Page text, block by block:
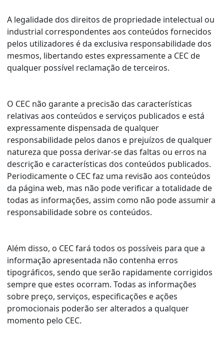
A legalidade dos direitos de propriedade intelectual ou
industrial correspondentes aos conteúdos fornecidos
pelos utilizadores é da exclusiva responsabilidade dos
mesmos, libertando estes expressamente a CEC de
qualquer possível reclamação de terceiros.
O CEC não garante a precisão das características
relativas aos conteúdos e serviços publicados e está
expressamente dispensada de qualquer
responsabilidade pelos danos e prejuízos de qualquer
natureza que possa derivar-se das faltas ou erros na
descrição e características dos conteúdos publicados.
Periodicamente o CEC faz uma revisão aos conteúdos
da página web, mas não pode verificar a totalidade de
todas as informações, assim como não pode assumir a
responsabilidade sobre os conteúdos.
Além disso, o CEC fará todos os possíveis para que a
informação apresentada não contenha erros
tipográficos, sendo que serão rapidamente corrigidos
sempre que estes ocorram. Todas as informações
sobre preço, serviços, especificações e ações
promocionais poderão ser alterados a qualquer
momento pelo CEC.